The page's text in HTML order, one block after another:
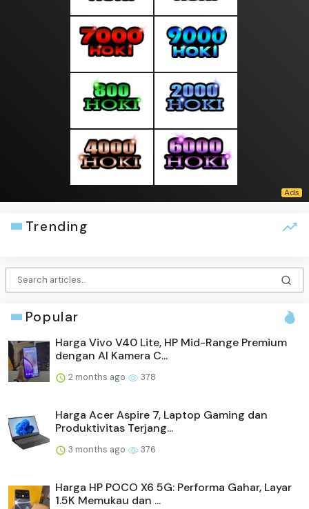
Trending
Popular
Harga Vivo V40 Lite, HP Mid-Range Premium
dengan AI Kamera C...
2 months ago 378
Harga Acer Aspire 7, Laptop Gaming dan
Produktivitas Terjang...
3 months ago 376
Harga HP POCO X6 5G: Performa Gahar, Layar
1.5K Memukau dan ...